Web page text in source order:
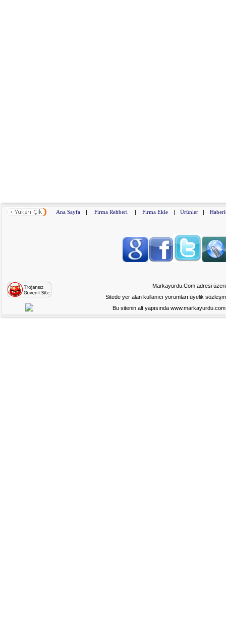
Ana Sayfa | Firma Rehberi | Firma Ekle | Ürünler |
Markayurdu.Com adresi
Sitede yer alan kullanıcı yorumları üyelik
Bu sitenin alt yapısında www.markayurdu.com